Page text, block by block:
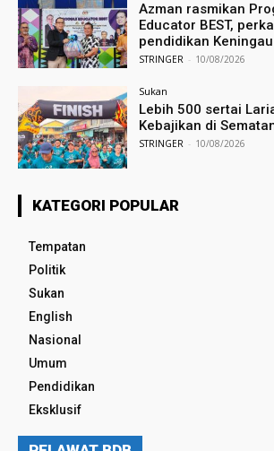
Azman rasmikan
Educator BEST,
pendidikan Keningau
STRINGER - 10/08/2026
Sukan
Lebih 500 sertai
Kebajikan di
STRINGER - 10/08/2026
KATEGORI POPULAR
Tempatan
Politik
Sukan
English
Nasional
Umum
Pendidikan
Eksklusif